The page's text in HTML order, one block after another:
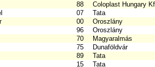
88
Coloplast Hungary
07
Tata
00
Oroszlány
96
Oroszlány
70
Magyaralmás
75
Dunaföldvár
89
Tata
15
Tata